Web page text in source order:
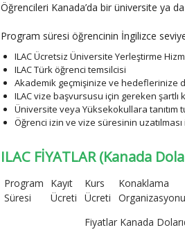
Öğrencileri Kanada’da bir üniversite ya
Program süresi öğrencinin İngilizce
ILAC Ücretsiz Üniversite Yerleştirme
ILAC Türk öğrenci temsilcisi
Akademik geçmişinize ve hedeflerinize
ILAC vize başvursusu için gereken şartlı
Üniversite veya Yüksekokullara tanıtım
Öğrenci izin ve vize süresinin uzatılması
ILAC FİYATLAR (Kanada
Program
Süresi
Kayıt
Ücreti
Kurs
Ücreti
Konaklama
Organizasyonu
Fiyatlar Kanada